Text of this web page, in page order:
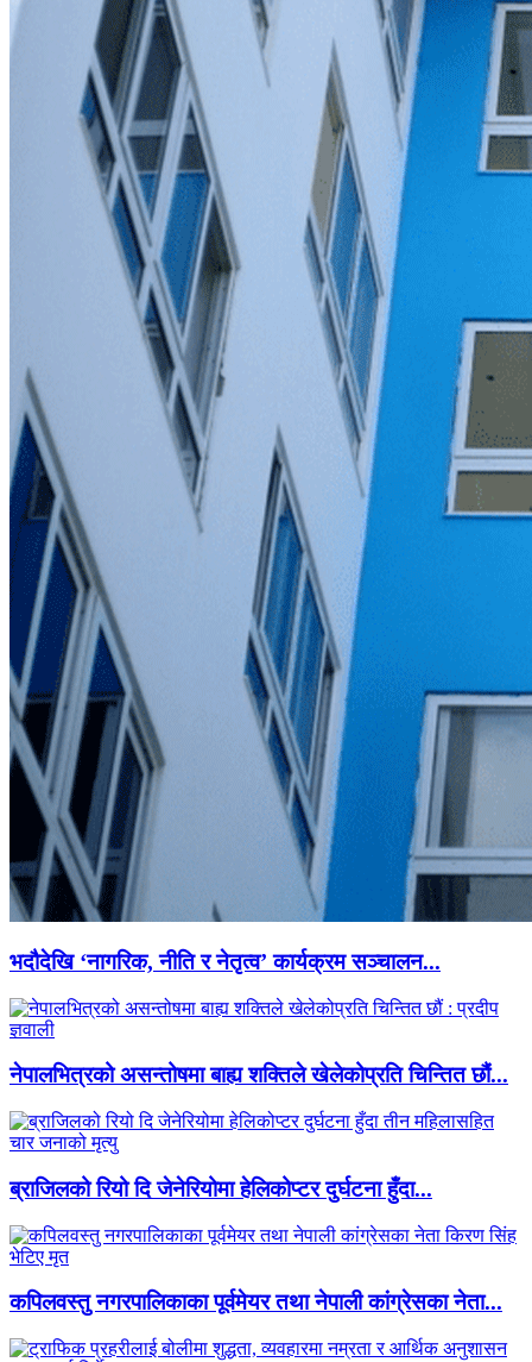
भदौदेखि ‘नागरिक, नीति र नेतृत्व’ कार्यक्रम सञ्चालन...
नेपालभित्रको असन्तोषमा बाह्य शक्तिले खेलेकोप्रति चिन्तित छौं...
ब्राजिलको रियो दि जेनेरियोमा हेलिकोप्टर दुर्घटना हुँदा...
कपिलवस्तु नगरपालिकाका पूर्वमेयर तथा नेपाली कांग्रेसका नेता...